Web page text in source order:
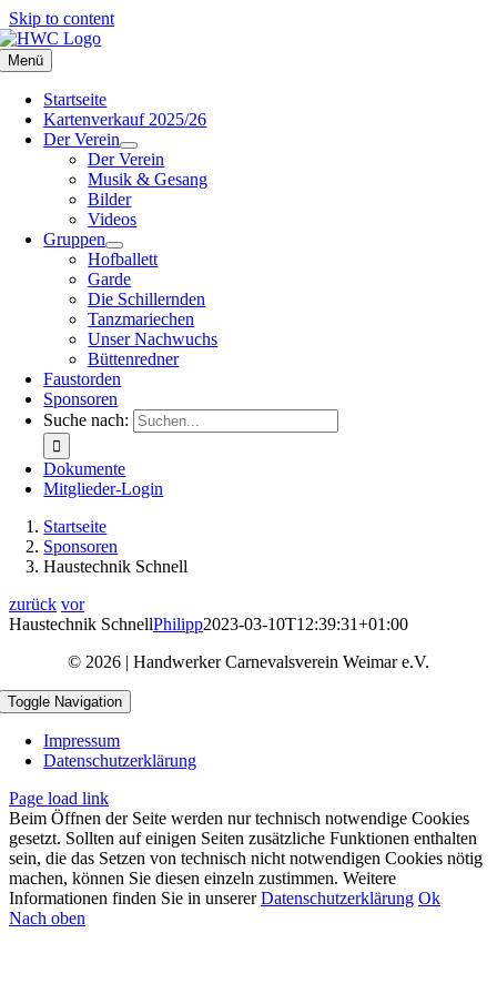
Skip to content
Menü
Startseite
Kartenverkauf 2025/26
Der Verein
Der Verein
Musik & Gesang
Bilder
Videos
Gruppen
Hofballett
Garde
Die Schillernden
Tanzmariechen
Unser Nachwuchs
Büttenredner
Faustorden
Sponsoren
Suche nach:
Dokumente
Mitglieder-Login
Startseite
Sponsoren
Haustechnik Schnell
zurück vor
Haustechnik SchnellPhilipp2023-03-10T12:39:31+01:00
© 2026 | Handwerker Carnevalsverein Weimar e.V.
Toggle Navigation
Impressum
Datenschutzerklärung
Page load link
Beim Öffnen der Seite werden nur technisch notwendige Cookies
gesetzt. Sollten auf einigen Seiten zusätzliche Funktionen enthalten
sein, die das Setzen von technisch nicht notwendigen Cookies nötig
machen, können Sie diesen einzeln zustimmen. Weitere
Informationen finden Sie in unsererDatenschutzerklärung Ok
Nach oben